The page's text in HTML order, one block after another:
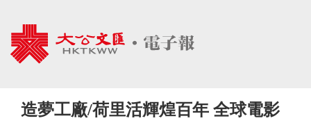
造夢工廠/荷里活輝煌百年 全球電影